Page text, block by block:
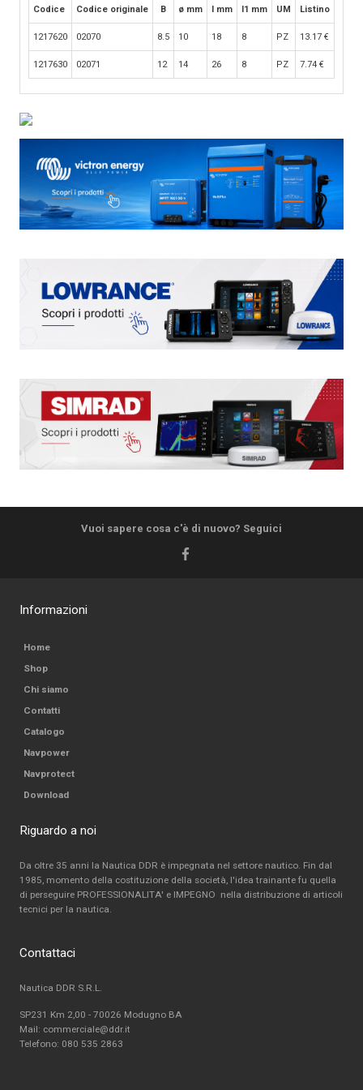
Codice Codice originale B ø mm l mm l1 mm UM Listino
1217620 02070 8.5 10 18 8 PZ 13.17 €
1217630 02071 12 14 26 8 PZ 7.74 €
Vuoi sapere cosa c'è di nuovo? Seguici
Informazioni
Home
Shop
Chi siamo
Contatti
Catalogo
Navpower
Navprotect
Download
Riguardo a noi
Da oltre 35 anni la Nautica DDR è impegnata nel settore nautico. Fin dal
1985, momento della costituzione della società, l'idea trainante fu quella
di perseguire PROFESSIONALITA' e IMPEGNO nella distribuzione di articoli
tecnici per la nautica.
Contattaci
Nautica DDR S.R.L.
SP231 Km 2,00 - 70026 Modugno BA
Mail: commerciale@ddr.it
Telefono: 080 535 2863